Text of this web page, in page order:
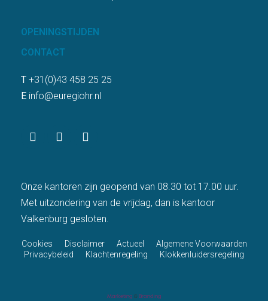
OPENINGSTIJDEN
CONTACT
T +31(0)43 458 25 25
E info@euregiohr.nl
Onze kantoren zijn geopend van 08.30 tot 17.00 uur.
Met uitzondering van de vrijdag, dan is kantoor
Valkenburg gesloten.
Cookies Disclaimer Actueel
Algemene Voorwaarden
Privacybeleid
Klachtenregeling Klokkenluidersregeling
Marketing & Branding